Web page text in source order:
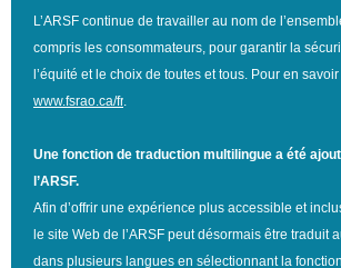
L’ARSF continue de travailler au nom de
compris les consommateurs, pour garantir la
l’équité et le choix de toutes et tous. Pour en
www.fsrao.ca/fr.
Une fonction de traduction multilingue a été
l’ARSF.
Afin d’offrir une expérience plus accessible et
le site Web de l’ARSF peut désormais être traduit
dans plusieurs langues en sélectionnant la